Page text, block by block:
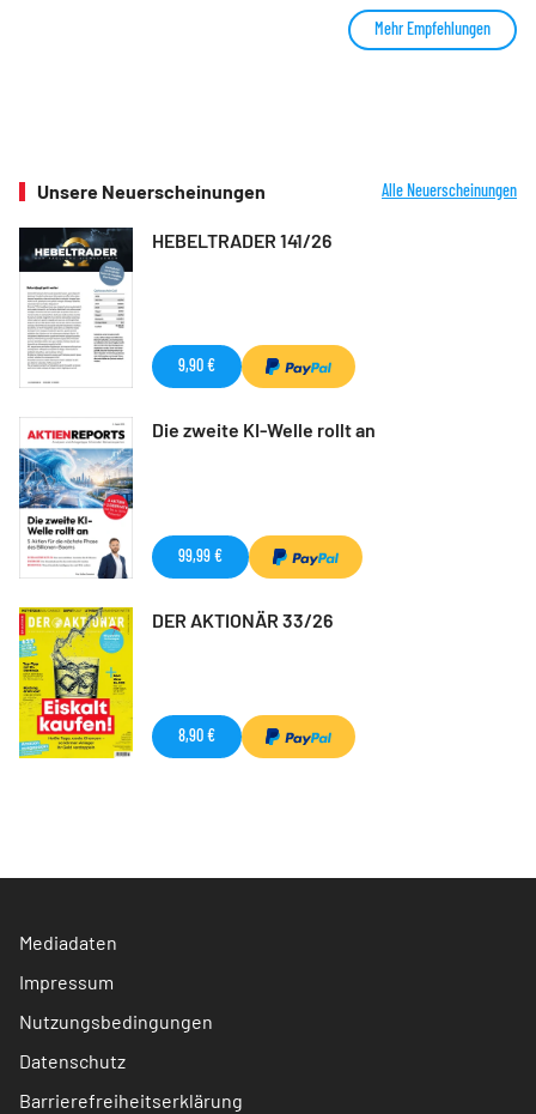
Mehr Empfehlungen
Unsere Neuerscheinungen Alle Neuerscheinungen
HEBELTRADER 141/26
9,90 €
Die zweite KI-Welle rollt an
99,99 €
DER AKTIONÄR 33/26
8,90 €
Mediadaten
Impressum
Nutzungsbedingungen
Datenschutz
Barrierefreiheitserklärung